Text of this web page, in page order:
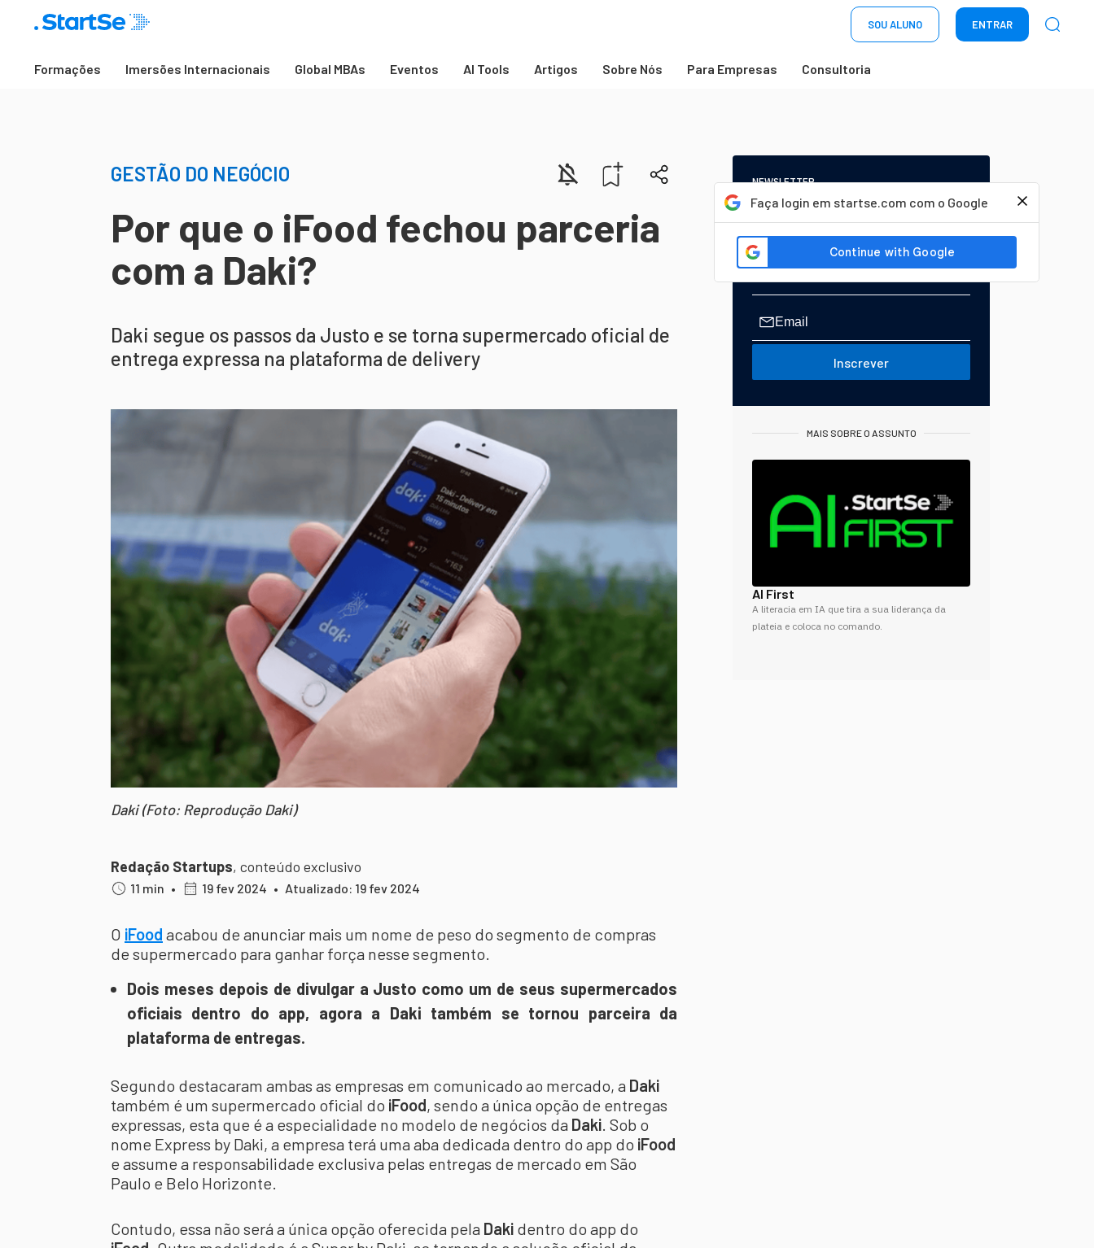
SOU ALUNO ENTRAR
Formações Imersões Internacionais Global MBAs Eventos AI Tools Artigos Sobre Nós Para Empresas Consultoria
Faça login em startse.com com o Google
GESTÃO DO NEGÓCIO
Por que o iFood fechou parceria
com a Daki?
Daki segue os passos da Justo e se torna supermercado oficial de
entrega expressa na plataforma de delivery
Daki (Foto: Reprodução Daki)
Redação Startups, conteúdo exclusivo
11 min • 19 fev 2024 • Atualizado: 19 fev 2024
O iFood acabou de anunciar mais um nome de peso do segmento de compras
de supermercado para ganhar força nesse segmento.
Dois meses depois de divulgar a Justo como um de seus supermercados
oficiais dentro do app, agora a Daki também se tornou parceira da
plataforma de entregas.
Segundo destacaram ambas as empresas em comunicado ao mercado, a Daki
também é um supermercado oficial do iFood, sendo a única opção de entregas
expressas, esta que é a especialidade no modelo de negócios da Daki. Sob o
nome Express by Daki, a empresa terá uma aba dedicada dentro do app do iFood
e assume a responsabilidade exclusiva pelas entregas de mercado em São
Paulo e Belo Horizonte.
Contudo, essa não será a única opção oferecida pela Daki dentro do app do
NEWSLETTER
Start Seu dia:
A Newsletter do AGORA!
Inscrever
MAIS SOBRE O ASSUNTO
AI First
A literacia em IA que tira a sua liderança da
plateia e coloca no comando.